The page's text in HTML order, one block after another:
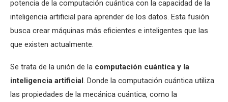
potencia de la computación cuántica con la capacidad de la
inteligencia artificial para aprender de los datos. Esta fusión
busca crear máquinas más eficientes e inteligentes que las
que existen actualmente.
Se trata de la unión de la computación cuántica y la
inteligencia artificial. Donde la computación cuántica utiliza
las propiedades de la mecánica cuántica, como la